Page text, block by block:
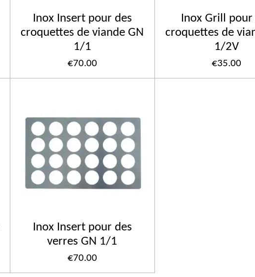
Inox Insert pour des
croquettes de viande GN
1/1
€70.00
Inox Grill pour
croquettes de
1/2V
€35.00
Inox Insert pour des
verres GN 1/1
€70.00